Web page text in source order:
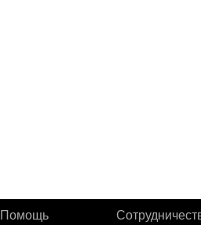
Помощь